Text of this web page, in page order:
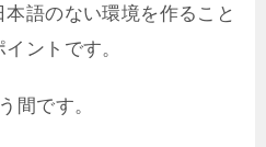
語のない環境を作ること
ントです。
間です。